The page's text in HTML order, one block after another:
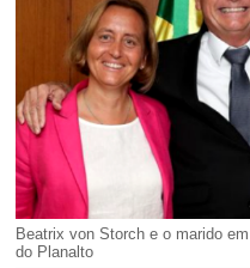
Beatrix von Storch e o marido
do Planalto